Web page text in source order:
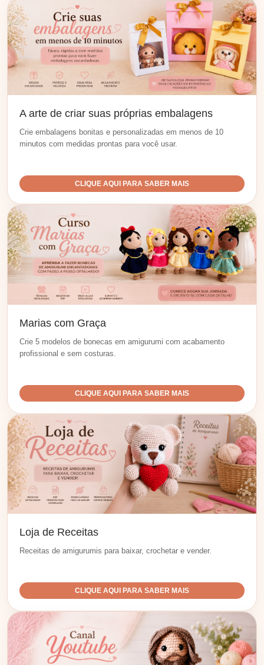
A arte de criar suas próprias embalagens
Crie embalagens bonitas e personalizadas em menos de 10
minutos com medidas prontas para você usar.
CLIQUE AQUI PARA SABER MAIS
Marias com Graça
Crie 5 modelos de bonecas em amigurumi com acabamento
profissional e sem costuras.
CLIQUE AQUI PARA SABER MAIS
Loja de Receitas
Receitas de amigurumis para baixar, crochetar e vender.
CLIQUE AQUI PARA SABER MAIS